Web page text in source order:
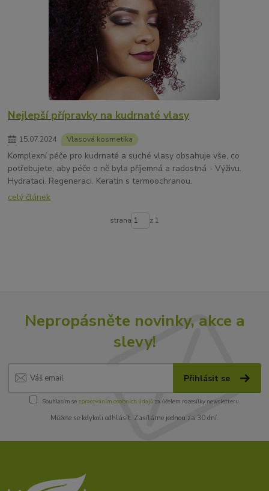
Nejlepší přípravky na kudrnaté vlasy
15.07.2024 Vlasová kosmetika
Komplexní péče pro kudrnaté a suché vlasy obsahuje vše, co
potřebujete, aby péče o ně byla příjemná a radostná - Výživu.
Hydrataci. Regeneraci. Keratin s termoochranou.
celý článek
strana z 1
Nepropásněte novinky, akce a
slevy!
Přihlásit se
Souhlasím se zpracováním osobních údajůza účelem rozesílky newsletteru.
Můžete se kdykoli odhlásit. Zasíláme jednou za 30 dní.